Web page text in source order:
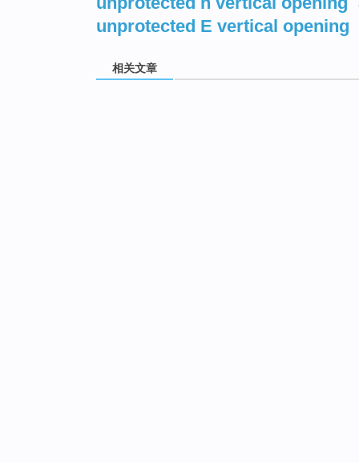
unprotected E vertical opening
相关文章